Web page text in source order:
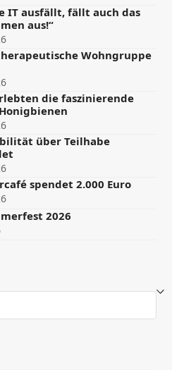
IT ausfällt, fällt auch das
aus!“
Wohngruppe
die faszinierende
über Teilhabe
spendet 2.000 Euro
2026